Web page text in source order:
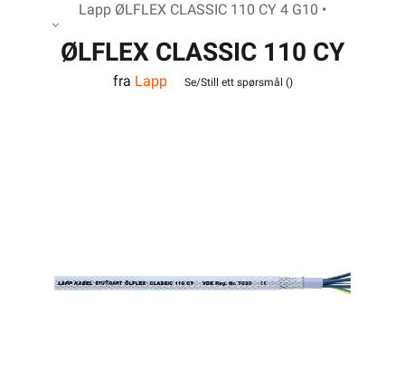
Lapp ØLFLEX CLASSIC 110 CY 4 G10 •
ØLFLEX CLASSIC 110 CY
4G10
fra Lapp Se/Still ett spørsmål ()